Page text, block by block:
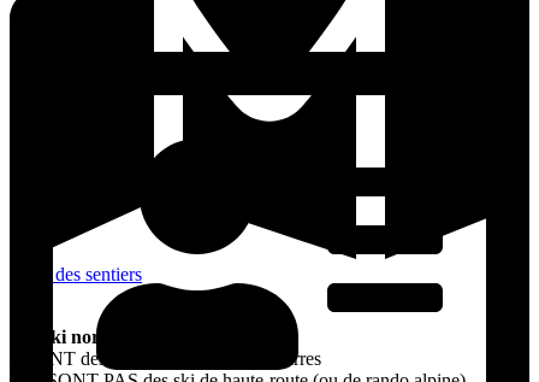
Carte des sentiers
Les ski nordiques:
– SONT des skis de fond avec des carres